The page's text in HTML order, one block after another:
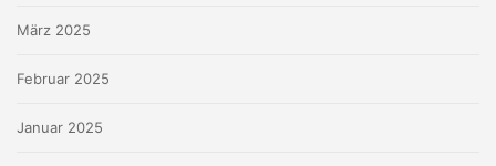
März 2025
Februar 2025
Januar 2025